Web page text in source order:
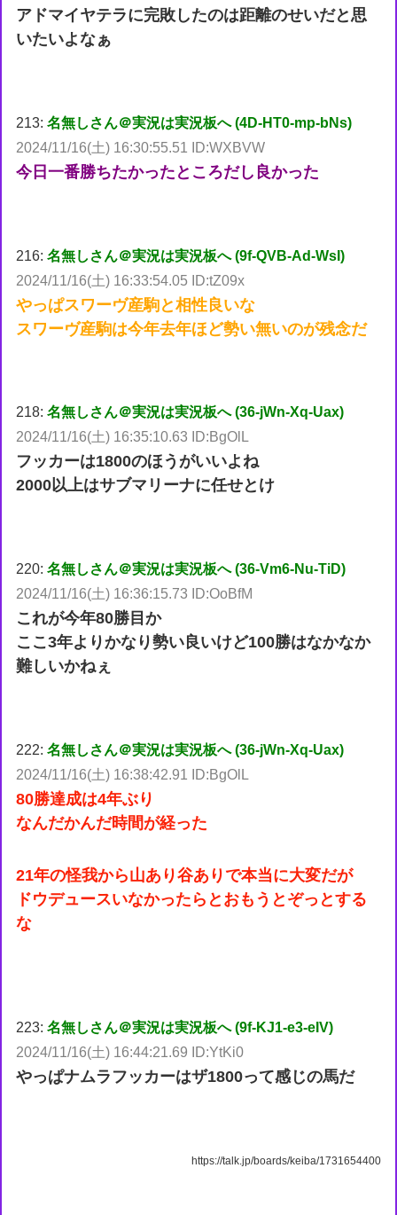
アドマイヤテラに完敗したのは距離のせいだと思
いたいよなぁ
213:名無しさん＠実況は実況板へ (4D-HT0-mp-bNs)
2024/11/16(土) 16:30:55.51 ID:WXBVW
今日一番勝ちたかったところだし良かった
216:名無しさん＠実況は実況板へ (9f-QVB-Ad-WsI)
2024/11/16(土) 16:33:54.05 ID:tZ09x
やっぱスワーヴ産駒と相性良いな
スワーヴ産駒は今年去年ほど勢い無いのが残念だ
218:名無しさん＠実況は実況板へ (36-jWn-Xq-Uax)
2024/11/16(土) 16:35:10.63 ID:BgOlL
フッカーは1800のほうがいいよね
2000以上はサブマリーナに任せとけ
220:名無しさん＠実況は実況板へ (36-Vm6-Nu-TiD)
2024/11/16(土) 16:36:15.73 ID:OoBfM
これが今年80勝目か
ここ3年よりかなり勢い良いけど100勝はなかなか
難しいかねぇ
222:名無しさん＠実況は実況板へ (36-jWn-Xq-Uax)
2024/11/16(土) 16:38:42.91 ID:BgOlL
80勝達成は4年ぶり
なんだかんだ時間が経った
21年の怪我から山あり谷ありで本当に大変だが
ドウデュースいなかったらとおもうとぞっとする
な
223:名無しさん＠実況は実況板へ (9f-KJ1-e3-eIV)
2024/11/16(土) 16:44:21.69 ID:YtKi0
やっぱナムラフッカーはザ1800って感じの馬だ
https://talk.jp/boards/keiba/1731654400